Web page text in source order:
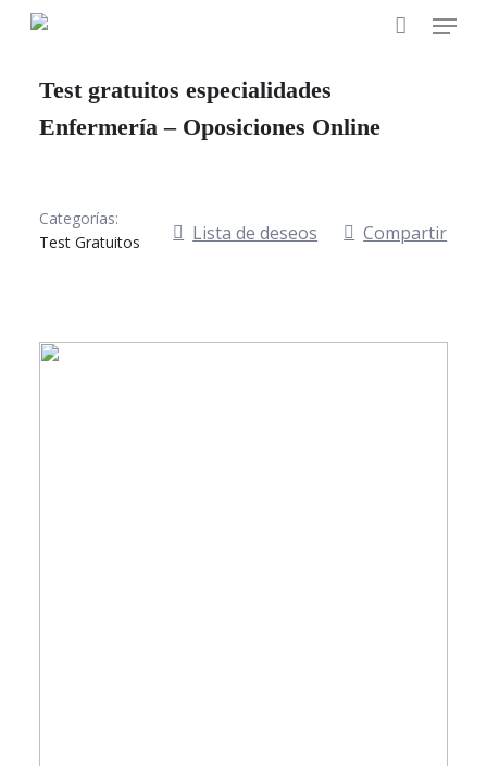
Skip
content
Menu
Test gratuitos especialidades
Enfermería – Oposiciones Online
Categorías:
Test Gratuitos
Lista de deseos Compartir